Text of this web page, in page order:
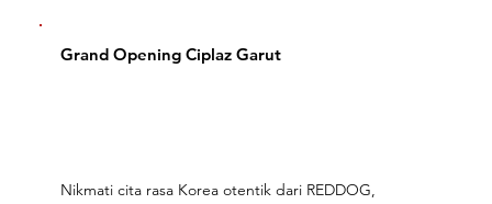
Grand Opening Ciplaz Garut
Nikmati cita rasa Korea otentik dari REDDOG,